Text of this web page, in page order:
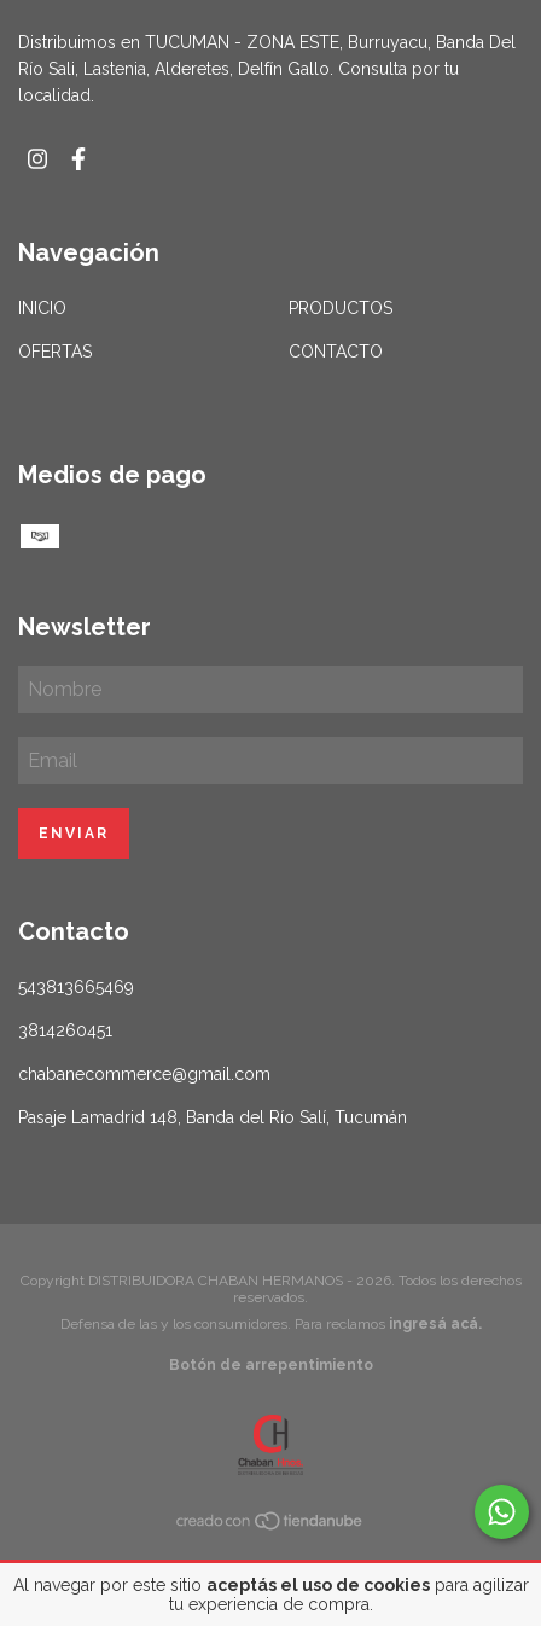
Al navegar por este sitio aceptás el uso de cookiespara agilizar
tu experiencia de compra.
Distribuimos en TUCUMAN - ZONA ESTE, Burruyacu, Banda Del
Río Sali, Lastenia, Alderetes, Delfín Gallo. Consulta por tu
localidad.
Navegación
INICIO PRODUCTOS
OFERTAS CONTACTO
Medios de pago
Newsletter
Contacto
543813665469
3814260451
chabanecommerce@gmail.com
Pasaje Lamadrid 148, Banda del Río Salí, Tucumán
Copyright DISTRIBUIDORA CHABAN HERMANOS - 2026. Todos los derechos
reservados.
Defensa de las y los consumidores. Para reclamos ingresá acá.
Botón de arrepentimiento